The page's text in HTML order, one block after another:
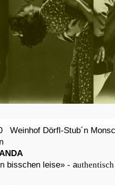
Weinhof Dörfl-Stub´n
bisschen leise» - a